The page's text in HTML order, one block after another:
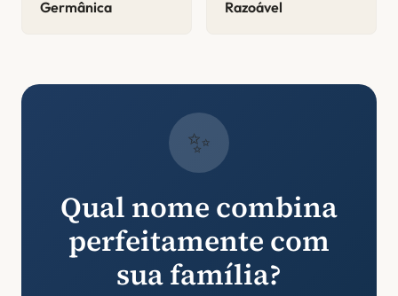
Germânica Razoável
✨
Qual nome combina
perfeitamente com
sua família?